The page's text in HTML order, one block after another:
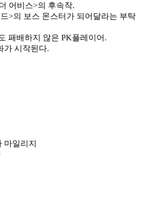
어비스>의 후속작.
>의 보스 몬스터가 되어달라는 부탁
패배하지 않은 PK플레이어.
가 시작된다.
마일리지